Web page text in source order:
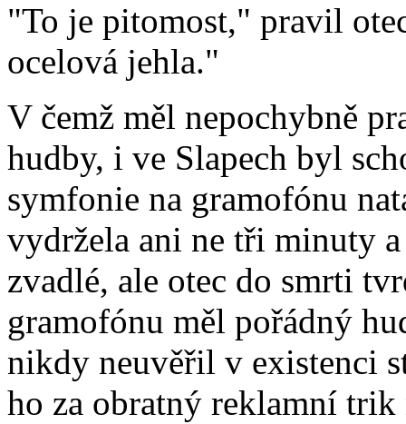
"To je pitomost," pravil
ocelová jehla."
V čemž měl nepochybně
hudby, i ve Slapech byl
symfonie na gramofónu
vydržela ani ne tři minuty
zvadlé, ale otec do smrti
gramofónu měl pořádný
nikdy neuvěřil v existenci
ho za obratný reklamní